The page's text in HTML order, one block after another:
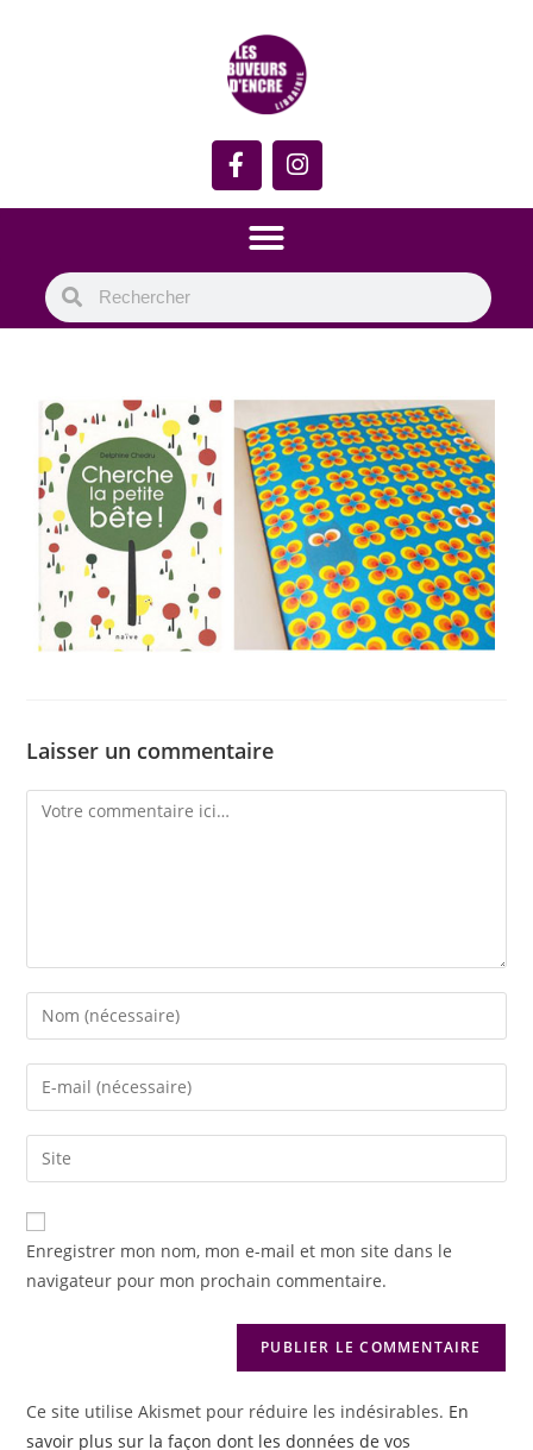
Laisser un commentaire
Enregistrer mon nom, mon e-mail et mon site dans le
navigateur pour mon prochain commentaire.
Ce site utilise Akismet pour réduire les indésirables. En
savoir plus sur la façon dont les données de vos